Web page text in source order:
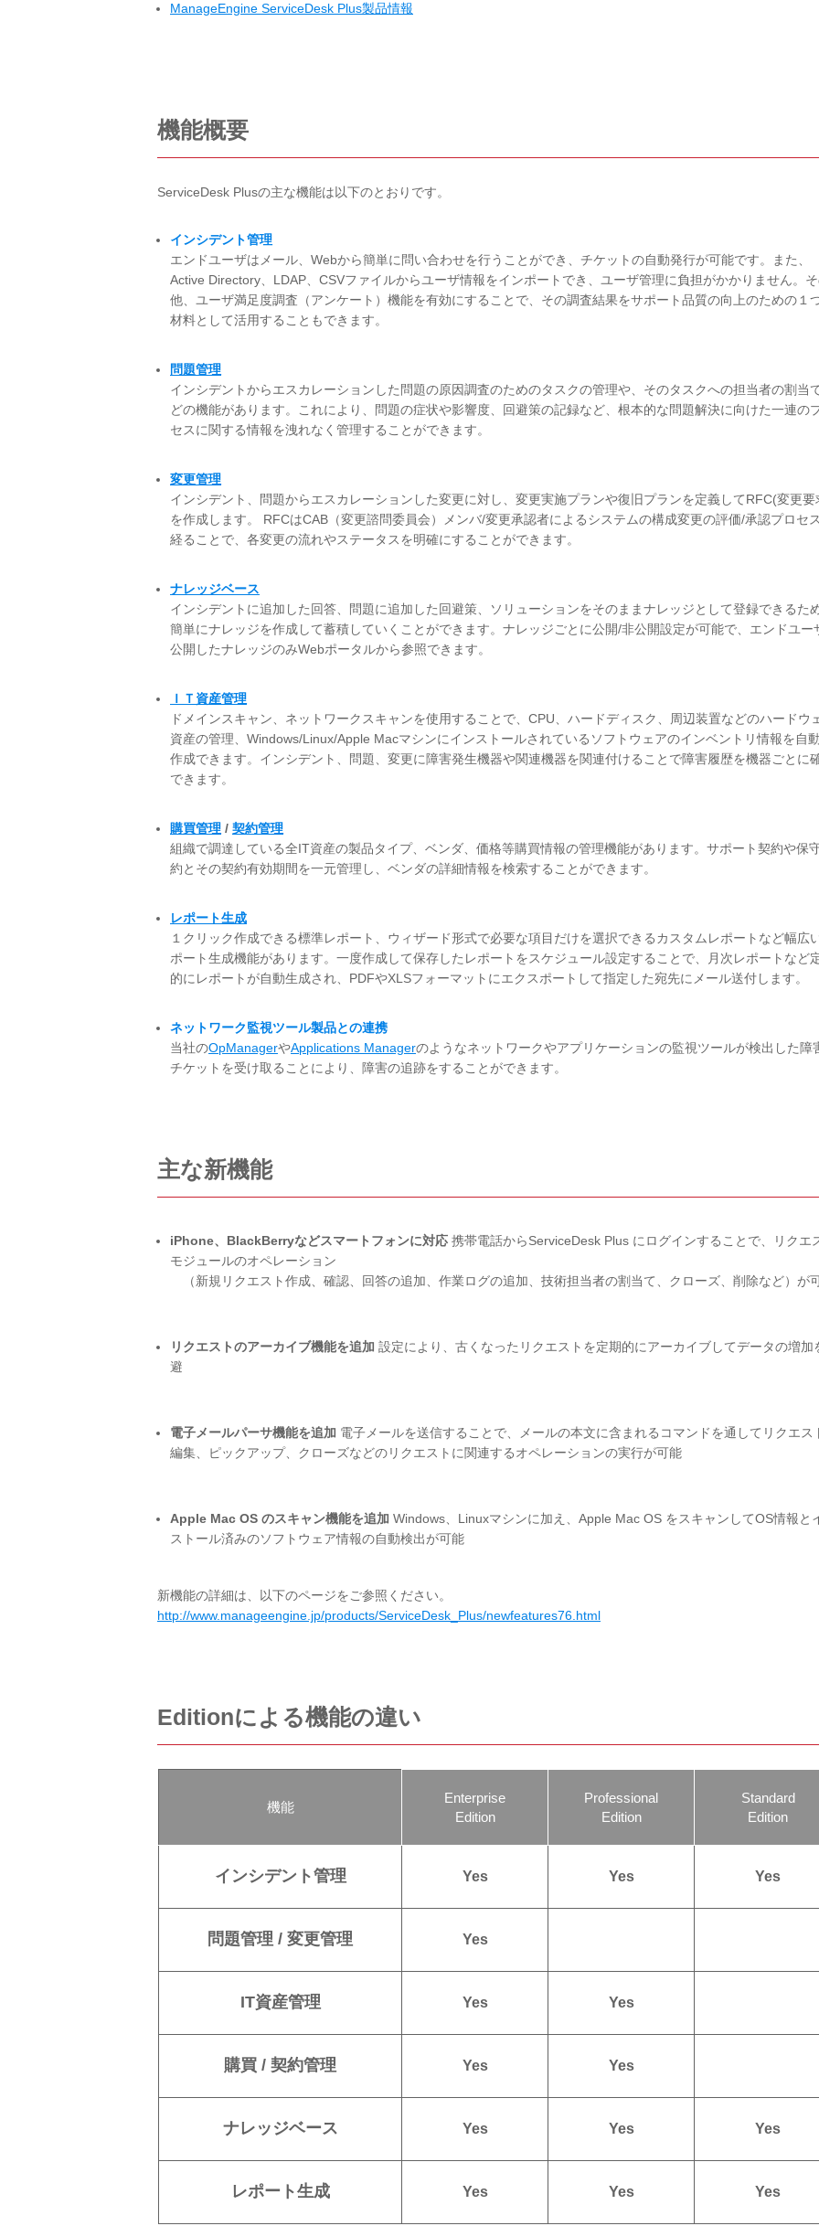
ManageEngine ServiceDesk Plus製品情報
機能概要
ServiceDesk Plusの主な機能は以下のとおりです。
インシデント管理
エンドユーザはメール、Webから簡単に問い合わせを行うことができ、チケットの自動発行が可能です。また、
Active Directory、LDAP、CSVファイルからユーザ情報をインポートでき、ユーザ管理に負担がかかりません。
他、ユーザ満足度調査（アンケート）機能を有効にすることで、その調査結果をサポート品質の向上のための１
材料として活用することもできます。
問題管理
インシデントからエスカレーションした問題の原因調査のためのタスクの管理や、そのタスクへの担当者の割当
どの機能があります。これにより、問題の症状や影響度、回避策の記録など、根本的な問題解決に向けた一連の
セスに関する情報を洩れなく管理することができます。
変更管理
インシデント、問題からエスカレーションした変更に対し、変更実施プランや復旧プランを定義してRFC(変更要
を作成します。 RFCはCAB（変更諮問委員会）メンバ/変更承認者によるシステムの構成変更の評価/承認プロセ
経ることで、各変更の流れやステータスを明確にすることができます。
ナレッジベース
インシデントに追加した回答、問題に追加した回避策、ソリューションをそのままナレッジとして登録できるため
簡単にナレッジを作成して蓄積していくことができます。ナレッジごとに公開/非公開設定が可能で、エンドユー
公開したナレッジのみWebポータルから参照できます。
ＩＴ資産管理
ドメインスキャン、ネットワークスキャンを使用することで、CPU、ハードディスク、周辺装置などのハードウ
資産の管理、Windows/Linux/Apple Macマシンにインストールされているソフトウェアのインベントリ情報を自
作成できます。インシデント、問題、変更に障害発生機器や関連機器を関連付けることで障害履歴を機器ごとに
できます。
購買管理 / 契約管理
組織で調達している全IT資産の製品タイプ、ベンダ、価格等購買情報の管理機能があります。サポート契約や保
約とその契約有効期間を一元管理し、ベンダの詳細情報を検索することができます。
レポート生成
１クリック作成できる標準レポート、ウィザード形式で必要な項目だけを選択できるカスタムレポートなど幅広
ポート生成機能があります。一度作成して保存したレポートをスケジュール設定することで、月次レポートなど
的にレポートが自動生成され、PDFやXLSフォーマットにエクスポートして指定した宛先にメール送付します。
ネットワーク監視ツール製品との連携
当社のOpManagerやApplications Managerのようなネットワークやアプリケーションの監視ツールが検出した障
チケットを受け取ることにより、障害の追跡をすることができます。
主な新機能
iPhone、BlackBerryなどスマートフォンに対応 携帯電話からServiceDesk Plus にログインすることで、リクエ
モジュールのオペレーション
（新規リクエスト作成、確認、回答の追加、作業ログの追加、技術担当者の割当て、クローズ、削除など）が
リクエストのアーカイブ機能を追加 設定により、古くなったリクエストを定期的にアーカイブしてデータの増加
避
電子メールパーサ機能を追加 電子メールを送信することで、メールの本文に含まれるコマンドを通してリクエス
編集、ピックアップ、クローズなどのリクエストに関連するオペレーションの実行が可能
Apple Mac OS のスキャン機能を追加 Windows、Linuxマシンに加え、Apple Mac OS をスキャンしてOS情報と
ストール済みのソフトウェア情報の自動検出が可能
新機能の詳細は、以下のページをご参照ください。
http://www.manageengine.jp/products/ServiceDesk_Plus/newfeatures76.html
Editionによる機能の違い
機能
Enterprise
Edition
Professional
Edition
Standard
Edition
インシデント管理 Yes Yes Yes
問題管理 / 変更管理 Yes
IT資産管理 Yes Yes
購買 / 契約管理 Yes Yes
ナレッジベース Yes Yes Yes
レポート生成 Yes Yes Yes